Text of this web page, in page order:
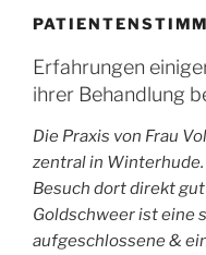
Erfahrungen
ihrer Behandlung
Die Praxis von Frau
zentral in
Besuch dort direkt
Goldschweer ist eine
aufgeschlossene &